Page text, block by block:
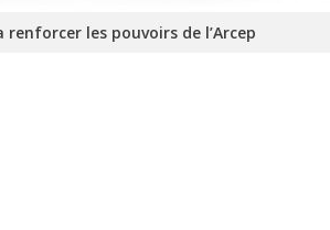
les pouvoirs de l’Arcep